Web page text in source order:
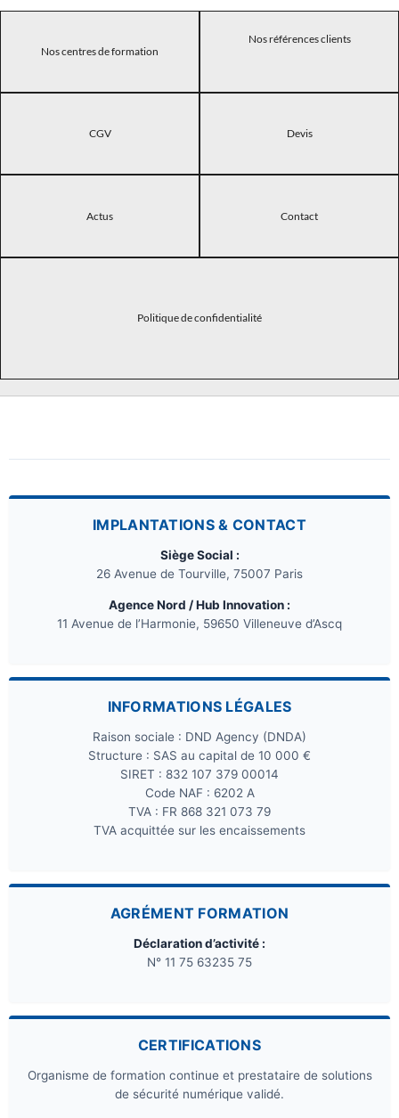
Nos centres de formation
Nos références clients
CGV Devis
Actus Contact
Politique de confidentialité
IMPLANTATIONS & CONTACT
Siège Social :
26 Avenue de Tourville, 75007 Paris
Agence Nord / Hub Innovation :
11 Avenue de l’Harmonie, 59650 Villeneuve d’Ascq
INFORMATIONS LÉGALES
Raison sociale : DND Agency (DNDA)
Structure : SAS au capital de 10 000 €
SIRET : 832 107 379 00014
Code NAF : 6202 A
TVA : FR 868 321 073 79
TVA acquittée sur les encaissements
AGRÉMENT FORMATION
Déclaration d’activité :
N° 11 75 63235 75
CERTIFICATIONS
Organisme de formation continue et prestataire de solutions
de sécurité numérique validé.